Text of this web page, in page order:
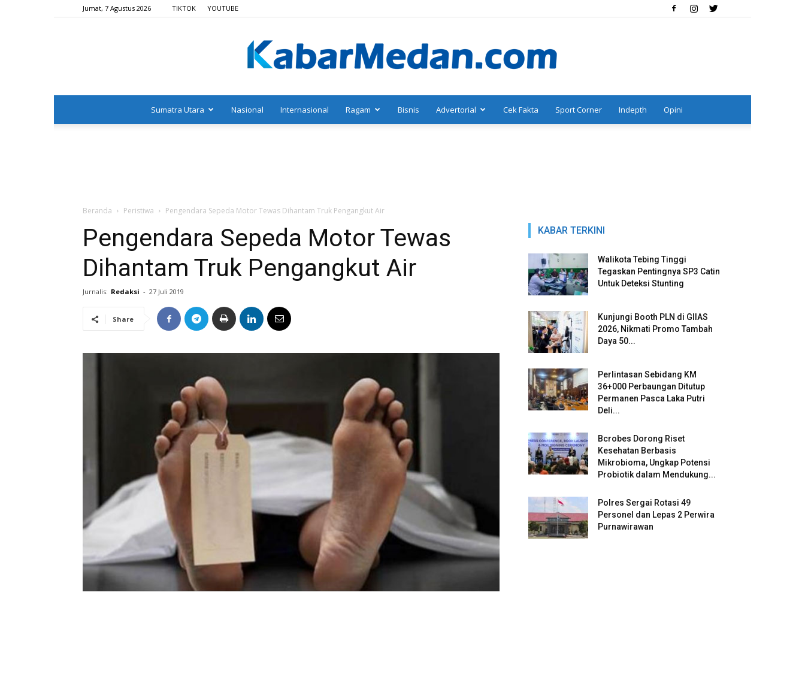
Jumat, 7 Agustus 2026 TIKTOK YOUTUBE
Sumatra Utara Nasional Internasional Ragam Bisnis Advertorial Cek Fakta Sport Corner Indepth Opini
Beranda Peristiwa Pengendara Sepeda Motor Tewas Dihantam Truk Pengangkut Air
Pengendara Sepeda Motor Tewas
Dihantam Truk Pengangkut Air
Jurnalis: Redaksi - 27 Juli 2019
Share
KABAR TERKINI
Walikota Tebing Tinggi
Tegaskan Pentingnya SP3 Catin
Untuk Deteksi Stunting
Kunjungi Booth PLN di GIIAS
2026, Nikmati Promo Tambah
Daya 50...
Perlintasan Sebidang KM
36+000 Perbaungan Ditutup
Permanen Pasca Laka Putri
Deli...
Bcrobes Dorong Riset
Kesehatan Berbasis
Mikrobioma, Ungkap Potensi
Probiotik dalam Mendukung...
Polres Sergai Rotasi 49
Personel dan Lepas 2 Perwira
Purnawirawan